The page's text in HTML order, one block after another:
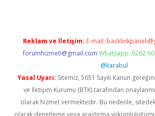
Reklam ve İletişim: E-mail:
forumhizmeti@gmail.com Whatsapp: 0262
@karabul
Yasal Uyarı: Sitemiz, 5651 Sayılı Kanun
ve İletişim Kurumu (BTK) tarafından
olarak hizmet vermektedir. Bu nedenle,
olarak denetleme veya araştırma